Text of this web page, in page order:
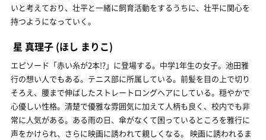
いと考えており、壮平と一緒に飼育活動をするうちに、壮平に関心を
持つようになっていく。
星 真理子 (ほし まりこ)
エピソード「赤い糸が2本!?」に登場する。中学1年生の女子。池田雅
行の想い人でもある。テニス部に所属している。前髪を目の上で切り
そろえ、腰まで伸ばしたストレートロングヘアにしている。穏やかで
心優しい性格。清楚で優雅な雰囲気に加えて人柄も良く、校内でも非
常に人気がある。ある雨の日、傘がなくて困っているところを雅行に
声をかけられ、さらに映画に誘われて親しくなる。 映画に誘われるま